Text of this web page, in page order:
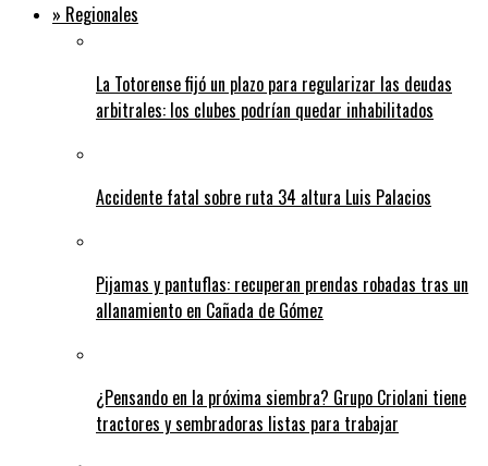
» Regionales
La Totorense fijó un plazo para regularizar las deudas
arbitrales: los clubes podrían quedar inhabilitados
Accidente fatal sobre ruta 34 altura Luis Palacios
Pijamas y pantuflas: recuperan prendas robadas tras un
allanamiento en Cañada de Gómez
¿Pensando en la próxima siembra? Grupo Criolani tiene
tractores y sembradoras listas para trabajar